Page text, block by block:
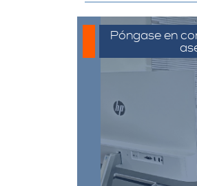
Póngase en
Para iniciar el
de
whatsapp